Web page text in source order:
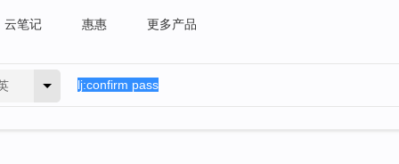
云笔记 惠惠 更多产品